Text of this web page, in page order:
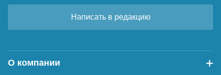
Написать в редакцию
О компании